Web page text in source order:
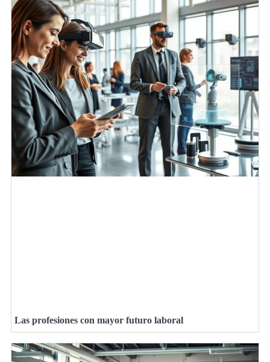
Las profesiones con mayor futuro laboral